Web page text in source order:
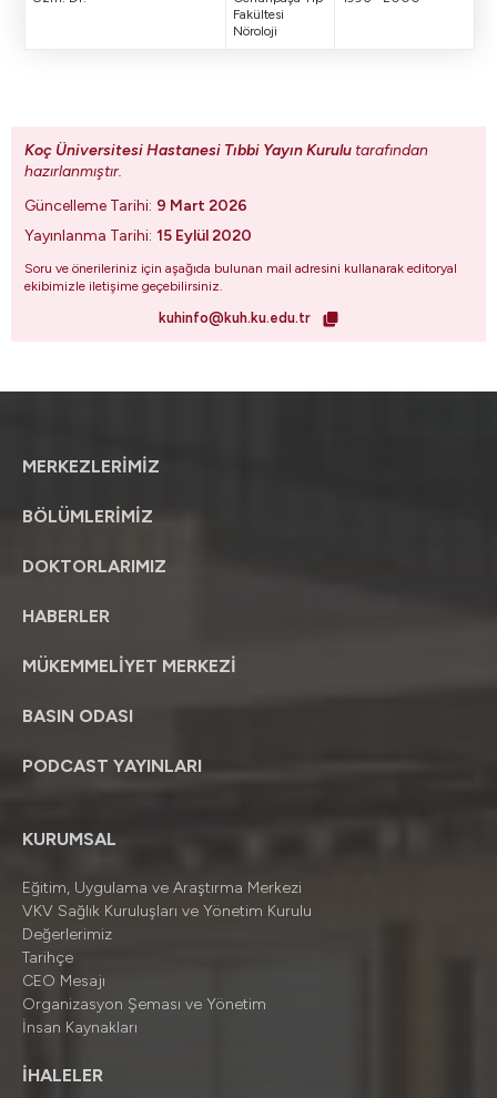
Fakültesi
Nöroloji
Koç Üniversitesi Hastanesi Tıbbi Yayın Kurulu tarafından
hazırlanmıştır.
Güncelleme Tarihi: 9 Mart 2026
Yayınlanma Tarihi: 15 Eylül 2020
Soru ve önerileriniz için aşağıda bulunan mail adresini kullanarak editoryal
ekibimizle iletişime geçebilirsiniz.
kuhinfo@kuh.ku.edu.tr
MERKEZLERİMİZ
BÖLÜMLERİMİZ
DOKTORLARIMIZ
HABERLER
MÜKEMMELİYET MERKEZİ
BASIN ODASI
PODCAST YAYINLARI
KURUMSAL
Eğitim, Uygulama ve Araştırma Merkezi
VKV Sağlık Kuruluşları ve Yönetim Kurulu
Değerlerimiz
Tarihçe
CEO Mesajı
Organizasyon Şeması ve Yönetim
İnsan Kaynakları
İHALELER